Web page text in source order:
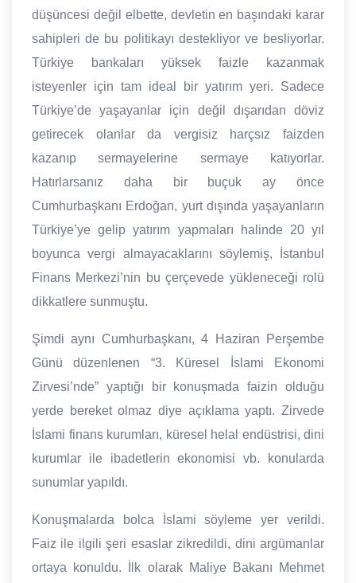
düşüncesi değil elbette, devletin en başındaki karar
sahipleri de bu politikayı destekliyor ve besliyorlar.
Türkiye bankaları yüksek faizle kazanmak
isteyenler için tam ideal bir yatırım yeri. Sadece
Türkiye’de yaşayanlar için değil dışarıdan döviz
getirecek olanlar da vergisiz harçsız faizden
kazanıp sermayelerine sermaye katıyorlar.
Hatırlarsanız daha bir buçuk ay önce
Cumhurbaşkanı Erdoğan, yurt dışında yaşayanların
Türkiye’ye gelip yatırım yapmaları halinde 20 yıl
boyunca vergi almayacaklarını söylemiş, İstanbul
Finans Merkezi’nin bu çerçevede yükleneceği rolü
dikkatlere sunmuştu.
Şimdi aynı Cumhurbaşkanı, 4 Haziran Perşembe
Günü düzenlenen “3. Küresel İslami Ekonomi
Zirvesi’nde” yaptığı bir konuşmada faizin olduğu
yerde bereket olmaz diye açıklama yaptı. Zirvede
İslami finans kurumları, küresel helal endüstrisi, dini
kurumlar ile ibadetlerin ekonomisi vb. konularda
sunumlar yapıldı.
Konuşmalarda bolca İslami söyleme yer verildi.
Faiz ile ilgili şeri esaslar zikredildi, dini argümanlar
ortaya konuldu. İlk olarak Maliye Bakanı Mehmet